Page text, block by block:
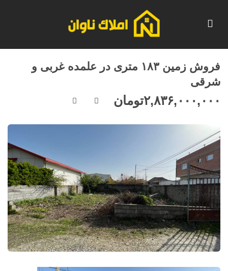
فروش زمین ۱۸۳ متری در علمده غربی و
شرقی
۲,۸۳۶,۰۰۰,۰۰۰تومان